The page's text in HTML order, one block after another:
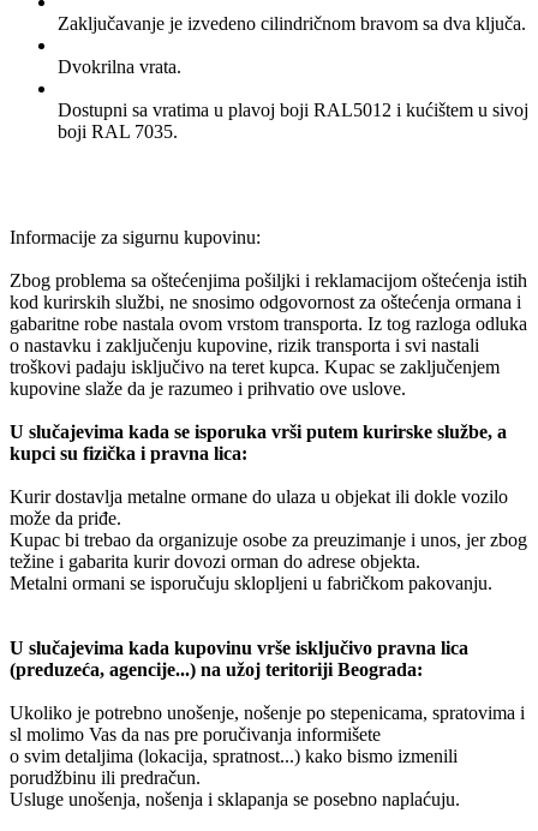
Zaključavanje je izvedeno cilindričnom bravom sa dva ključa.
Dvokrilna vrata.
Dostupni sa vratima u plavoj boji RAL5012 i kućištem u sivoj
boji RAL 7035.
Informacije za sigurnu kupovinu:
Zbog problema sa oštećenjima pošiljki i reklamacijom oštećenja istih
kod kurirskih službi, ne snosimo odgovornost za oštećenja ormana i
gabaritne robe nastala ovom vrstom transporta. Iz tog razloga odluka
o nastavku i zaključenju kupovine, rizik transporta i svi nastali
troškovi padaju isključivo na teret kupca. Kupac se zaključenjem
kupovine slaže da je razumeo i prihvatio ove uslove.
U slučajevima kada se isporuka vrši putem kurirske službe, a
kupci su fizička i pravna lica:
Kurir dostavlja metalne ormane do ulaza u objekat ili dokle vozilo
može da priđe.
Kupac bi trebao da organizuje osobe za preuzimanje i unos, jer zbog
težine i gabarita kurir dovozi orman do adrese objekta.
Metalni ormani se isporučuju sklopljeni u fabričkom pakovanju.
U slučajevima kada kupovinu vrše isključivo pravna lica
(preduzeća, agencije...) na užoj teritoriji Beograda:
Ukoliko je potrebno unošenje, nošenje po stepenicama, spratovima i
sl molimo Vas da nas pre poručivanja informišete
o svim detaljima (lokacija, spratnost...) kako bismo izmenili
porudžbinu ili predračun.
Usluge unošenja, nošenja i sklapanja se posebno naplaćuju.